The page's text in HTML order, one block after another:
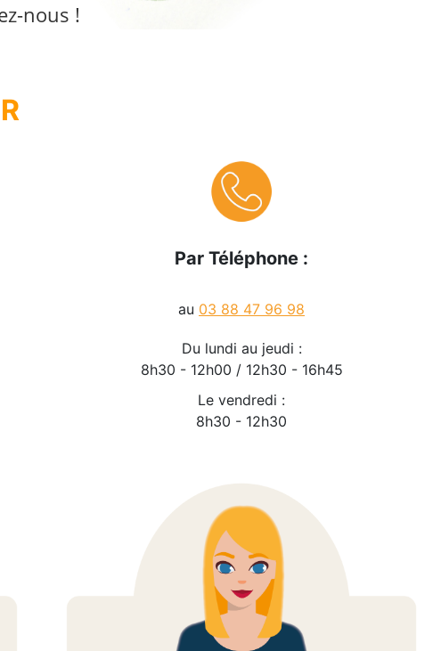
nous !
Par Téléphone :
au 03 88 47 96 98
Du lundi au jeudi :
8h30 - 12h00 / 12h30 - 16h45
Le vendredi :
8h30 - 12h30